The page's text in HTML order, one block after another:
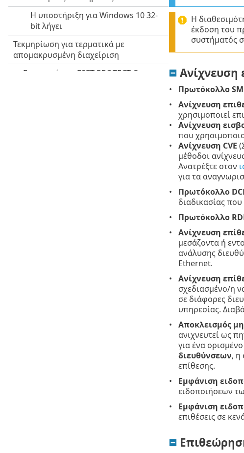
Η
έκδοση του
συστήματός
Ανίχνευση
Πρωτόκολλο
Ανίχνευση
χρησιμοποιεί
Ανίχνευση
που
Ανίχνευση CVE
μέθοδοι
Ανατρέξτε στον
για τα
Πρωτόκολλο
διαδικασίας
Πρωτόκολλο
Ανίχνευση
μεσάζοντα ή
ανάλυσης
Ethernet.
Ανίχνευση
σχεδιασμένο/η
σε διάφορες
υπηρεσίας.
Αποκλεισμός
ανιχνευτεί ως
για ένα
διευθύνσεων, η
επίθεσης.
Εμφάνιση
ειδοποιήσεων
Εμφάνιση
επιθέσεις σε